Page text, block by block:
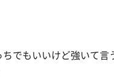
ちでもいいけど強いて